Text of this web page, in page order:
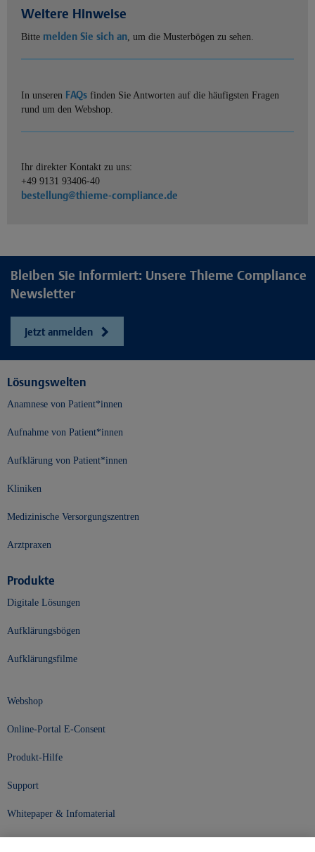
Weitere Hinweise
Bitte melden Sie sich an, um die Musterbögen zu sehen.
In unseren FAQs finden Sie Antworten auf die häufigsten Fragen
rund um den Webshop.
Ihr direkter Kontakt zu uns:
+49 9131 93406-40
bestellung@thieme-compliance.de
Bleiben Sie informiert: Unsere Thieme Compliance
Newsletter
Jetzt anmelden
Lösungswelten
Anamnese von Patient*innen
Aufnahme von Patient*innen
Aufklärung von Patient*innen
Kliniken
Medizinische Versorgungszentren
Arztpraxen
Produkte
Digitale Lösungen
Aufklärungsbögen
Aufklärungsfilme
Webshop
Online-Portal E-Consent
Produkt-Hilfe
Support
Whitepaper & Infomaterial